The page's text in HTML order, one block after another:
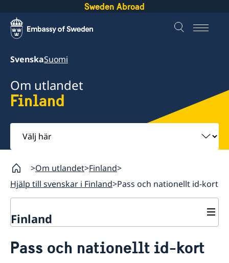
Sweden Abroad
SvenskaSuomi
Om utlandet
Finland
Välj
här
Om utlandet Finland
Hjälp till svenskar i Finland Pass och nationellt id-kort
Finland
Hjälp till svenskar i Finland
Pass och nationellt id-kort